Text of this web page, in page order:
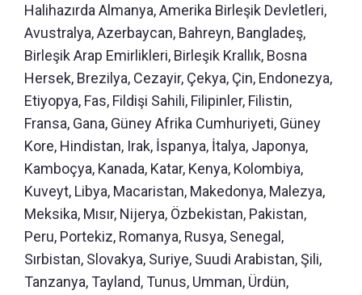
Halihazırda Almanya, Amerika Birleşik Devletleri,
Avustralya, Azerbaycan, Bahreyn, Bangladeş,
Birleşik Arap Emirlikleri, Birleşik Krallık, Bosna
Hersek, Brezilya, Cezayir, Çekya, Çin, Endonezya,
Etiyopya, Fas, Fildişi Sahili, Filipinler, Filistin,
Fransa, Gana, Güney Afrika Cumhuriyeti, Güney
Kore, Hindistan, Irak, İspanya, İtalya, Japonya,
Kamboçya, Kanada, Katar, Kenya, Kolombiya,
Kuveyt, Libya, Macaristan, Makedonya, Malezya,
Meksika, Mısır, Nijerya, Özbekistan, Pakistan,
Peru, Portekiz, Romanya, Rusya, Senegal,
Sırbistan, Slovakya, Suriye, Suudi Arabistan, Şili,
Tanzanya, Tayland, Tunus, Umman, Ürdün,